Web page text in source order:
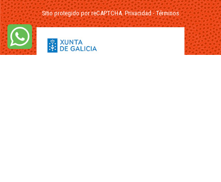
Sitio protegido por reCAPTCHA.Privacidad-Términos